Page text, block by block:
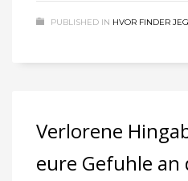
PUBLISHED IN HVOR FINDER
Verlorene
eure Gefuhle an